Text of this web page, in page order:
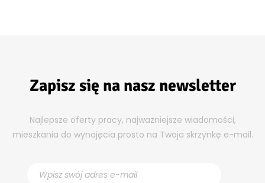
Zapisz się na nasz newsletter
Najlepsze oferty pracy, najważniejsze wiadomości,
mieszkania do wynajęcia prosto na Twoja skrzynkę e-mail.